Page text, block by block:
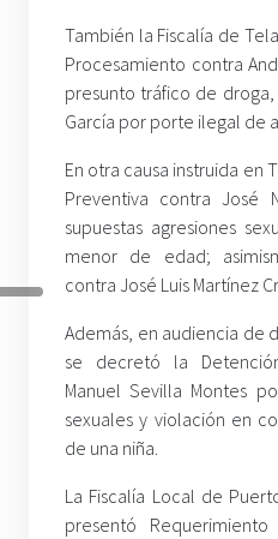
También la Fiscalía de
Procesamiento contra
presunto tráfico de
García por porte ilegal de
En otra causa instruida en
Preventiva contra José
supuestas agresiones
menor de edad;
contra José Luis Martínez
Además, en audiencia de
se decretó la
Manuel Sevilla Montes
sexuales y violación en
de una niña.
La Fiscalía Local de
presentó